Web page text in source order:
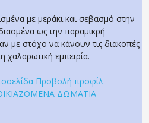
με μεράκι και σεβασμό στην
ως την παραμικρή
με στόχο να κάνουν τις διακοπές
χαλαρωτική εμπειρία.
Προβολή προφίλ